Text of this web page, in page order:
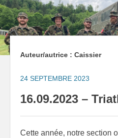
to
content
Auteur/autrice : Caissier
24 SEPTEMBRE 2023
16.09.2023 –
Cette année, notre section